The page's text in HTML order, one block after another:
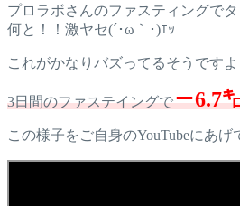
プロラボさんのファスティングで
何と！！激ヤセ(´･ω｀･)ｴｯ
これがかなりバズってるそうですよ
3日間のファステイングで－6.7
この様子をご自身のYouTubeにあげ